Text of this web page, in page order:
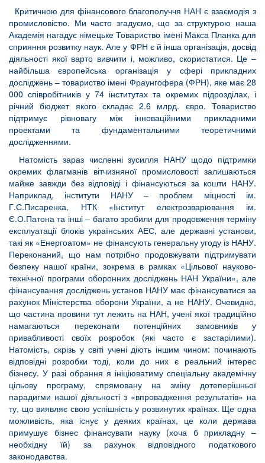
Критичною для фінансового благополуччя НАН є взаємодія з
промисловістю. Ми часто згадуємо, що за структурою наша
Академія нагадує німецьке Товариство імені Макса Планка для
сприяння розвитку наук. Але у ФРН є й інша організація, досвід
діяльності якої варто вивчити і, можливо, скористатися. Це –
найбільша європейська організація у сфері прикладних
досліджень – товариство імені Фраунгофера (ФРН), яке має 28
000 співробітників у 74 інститутах та окремих підрозділах, і
річний бюджет якого складає 2.6 млрд. євро. Товариство
підтримує рівновагу між інноваційними прикладними
проектами та фундаментальними теоретичними
дослідженнями.
Натомість зараз численні зусилля НАНУ щодо підтримки
окремих флагманів вітчизняної промисловості залишаються
майже завжди без відповіді і фінансуються за кошти НАНУ.
Наприклад, інститути НАНУ – проблем міцності ім.
Г.С.Писаренка, НТК «Інститут електрозварювання ім.
Є.О.Патона та інші – багато зробили для продовження терміну
експлуатації блоків українських АЕС, але державні установи,
такі як «Енергоатом» не фінансують генеральну угоду із НАНУ.
Переконаний, що нам потрібно продовжувати підтримувати
безпеку нашої країни, зокрема в рамках «Цільової науково-
технічної програми оборонних досліджень НАН України», але
фінансування досліджень установ НАНУ має фінансуватися за
рахунок Міністерства оборони України, а не НАНУ. Очевидно,
що частина провини тут лежить на НАН, учені якої традиційно
намагаються переконати потенційних замовників у
привабливості своїх розробок (які часто є застарілими).
Натомість, скрізь у світі учені діють іншим чином: починають
відповідні розробки тоді, коли до них є реальний інтерес
бізнесу. У разі обрання я ініціюватиму спеціальну академічну
цільову програму, спрямовану на зміну дотеперішньої
парадигми нашої діяльності з «впровадження результатів» на
ту, що виявляє свою успішність у розвинутих країнах. Ще одна
можливість, яка існує у деяких країнах, це коли держава
примушує бізнес фінансувати науку (хоча б прикладну –
необхідну їй) за рахунок відповідного податкового
законодавства.